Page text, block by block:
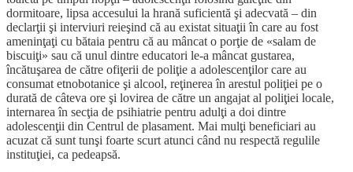
dormitoare, lipsa accesului la hrană suficientă şi adecvată – din
declarţii şi interviuri reieşind că au existat situaţii în care au fost
ameninţaţi cu bătaia pentru că au mâncat o porţie de «salam de
biscuiţi» sau că unul dintre educatori le-a mâncat gustarea,
încătuşarea de către ofiţerii de poliţie a adolescenţilor care au
consumat etnobotanice şi alcool, reţinerea în arestul poliţiei pe o
durată de câteva ore şi lovirea de către un angajat al poliţiei locale,
internarea în secţia de psihiatrie pentru adulţi a doi dintre
adolescenţii din Centrul de plasament. Mai mulţi beneficiari au
acuzat că sunt tunşi foarte scurt atunci când nu respectă regulile
instituţiei, ca pedeapsă.